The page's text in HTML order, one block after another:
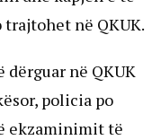
trajtohet në QKUK.
dërguar në QKUK
policia po
ekzaminimit të